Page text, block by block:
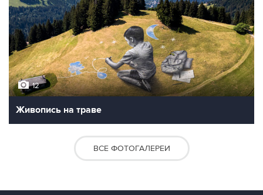
12
Живопись на траве
ВСЕ ФОТОГАЛЕРЕИ